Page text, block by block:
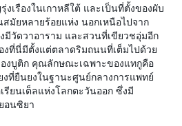
งเรืองในเกาหลีใต้ และเป็นที่ตั้งของผับ
มัยหลายร้อยแห่ง นอกเหนือไปจาก
วัดวาอาราม และสวนที่เขียวชอุ่มอีก
งที่นี่มีตั้งแต่ตลาดริมถนนที่เต็มไปด้วย
งบูติก คุณลักษณะเฉพาะของแทกูคือ
งที่ยืนยงในฐานะศูนย์กลางการแพทย์
ยนเต็ลแห่งโลกตะวันออก ซึ่งมี
อนซิยา